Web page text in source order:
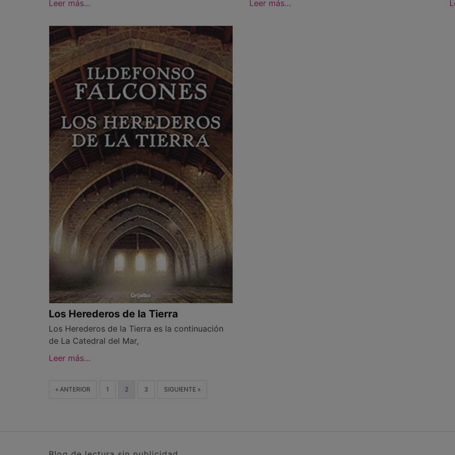
Leer más…
Leer más…
Los Herederos de la Tierra
Los Herederos de la Tierra es la continuación
de La Catedral del Mar,
Leer más…
« ANTERIOR 1 2 3 SIGUIENTE »